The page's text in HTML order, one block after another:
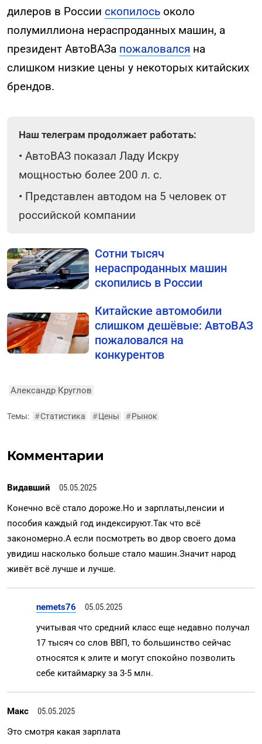
дилеров в России скопилось около
полумиллиона нераспроданных машин, а
президент АвтоВАЗа пожаловался на
слишком низкие цены у некоторых китайских
брендов.
Наш телеграм продолжает работать:
• АвтоВАЗ показал Ладу Искру
мощностью более 200 л. с.
• Представлен автодом на 5 человек от
российской компании
Сотни тысяч
нераспроданных машин
скопились в России
Китайские автомобили
слишком дешёвые: АвтоВАЗ
пожаловался на
конкурентов
Александр Круглов
Темы: #Статистика #Цены #Рынок
Комментарии
Видавший
05.05.2025
Конечно всё стало дороже.Но и зарплаты,пенсии и
пособия каждый год индексируют.Так что всё
закономерно.А если посмотреть во двор своего дома
увидиш насколько больше стало машин.Значит народ
живёт всё лучше и лучше.
nemets76
05.05.2025
учитывая что средний класс еще недавно получал
17 тысяч со слов ВВП, то большинство сейчас
относятся к элите и могут спокойно позволить
себе китаймарку за 3-5 млн.
Макс
05.05.2025
Это смотря какая зарплата